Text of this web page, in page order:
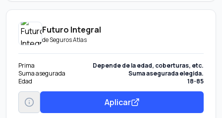
Futuro Integral
deSeguros Atlas
Prima
Depende de la edad, coberturas, etc.
Suma asegurada
Suma asegurada elegida.
Edad
18-85
Aplicar